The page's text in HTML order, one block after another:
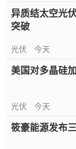
异质结太空光
突破
光伏 今天
美国对多晶硅
光伏 今天
筱豪能源发布